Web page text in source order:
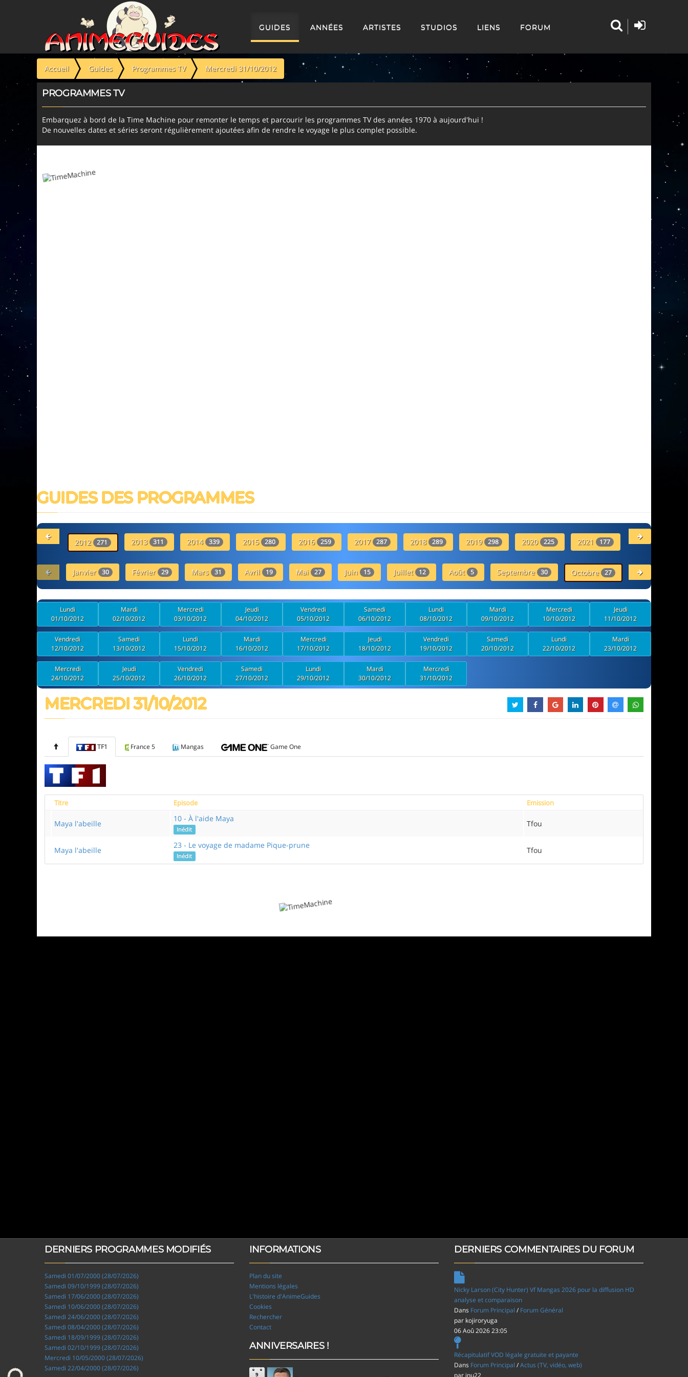
GUIDES ANNÉES ARTISTES STUDIOS LIENS FORUM
Accueil Guides Programmes TV Mercredi 31/10/2012
PROGRAMMES TV
Embarquez à bord de la Time Machine pour remonter le temps et parcourir les programmes TV des années 1970 à aujourd'hui !
De nouvelles dates et séries seront régulièrement ajoutées afin de rendre le voyage le plus complet possible.
GUIDES DES PROGRAMMES
2012 271 2013 311 2014 339 2015 280 2016 259 2017 287 2018 289 2019 298 2020 225 2021 177 2022
Janvier 30 Février 29 Mars 31 Avril 19 Mai 27 Juin 15 Juillet 12 Août 5 Septembre 30 Octobre 27 Novembre
Lundi
01/10/2012
Mardi
02/10/2012
Mercredi
03/10/2012
Jeudi
04/10/2012
Vendredi
05/10/2012
Samedi
06/10/2012
Lundi
08/10/2012
Mardi
09/10/2012
Mercredi
10/10/2012
Jeudi
11/10/2012
Vendredi
12/10/2012
Samedi
13/10/2012
Lundi
15/10/2012
Mardi
16/10/2012
Mercredi
17/10/2012
Jeudi
18/10/2012
Vendredi
19/10/2012
Samedi
20/10/2012
Lundi
22/10/2012
Mardi
23/10/2012
Mercredi
24/10/2012
Jeudi
25/10/2012
Vendredi
26/10/2012
Samedi
27/10/2012
Lundi
29/10/2012
Mardi
30/10/2012
Mercredi
31/10/2012
MERCREDI 31/10/2012
TF1 France 5 Mangas Game One
Titre Episode Emission
Maya l'abeille
10 - À l'aide Maya
Inédit
Tfou
Maya l'abeille
23 - Le voyage de madame Pique-prune
Inédit
Tfou
DERNIERS PROGRAMMES MODIFIÉS
Samedi 01/07/2000 (28/07/2026)
Samedi 09/10/1999 (28/07/2026)
Samedi 17/06/2000 (28/07/2026)
Samedi 10/06/2000 (28/07/2026)
Samedi 24/06/2000 (28/07/2026)
Samedi 08/04/2000 (28/07/2026)
Samedi 18/09/1999 (28/07/2026)
Samedi 02/10/1999 (28/07/2026)
Mercredi 10/05/2000 (28/07/2026)
Samedi 22/04/2000 (28/07/2026)
INFORMATIONS
Plan du site
Mentions légales
L'histoire d'AnimeGuides
Cookies
Rechercher
Contact
ANNIVERSAIRES !
9
DERNIERS COMMENTAIRES DU FORUM
Nicky Larson (City Hunter) Vf Mangas 2026 pour la diffusion HD
analyse et comparaison
Dans Forum Principal / Forum Général
par kojiroryuga
06 Aoû 2026 23:05
Récapitulatif VOD légale gratuite et payante
Dans Forum Principal /Actus (TV, vidéo, web)
par inu22